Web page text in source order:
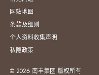
网站地图
条款及细则
个人资料收集声明
私隐政策
© 2026 南丰集团 版权所有